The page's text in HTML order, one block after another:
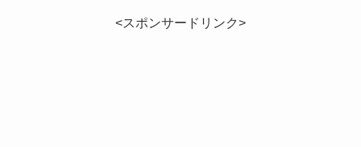
<スポンサードリンク>